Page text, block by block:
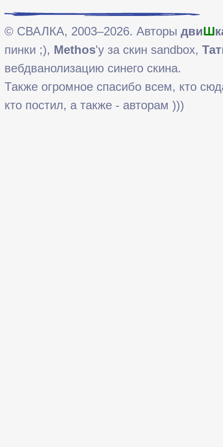
© СВАЛКА, 2003–2026. Авторы двиШ
пинки ;), Methos'у за скин sandbox,
вебдванолизацию синего скина.
Также огромное спасибо всем, кто
кто постил, а также - авторам )))